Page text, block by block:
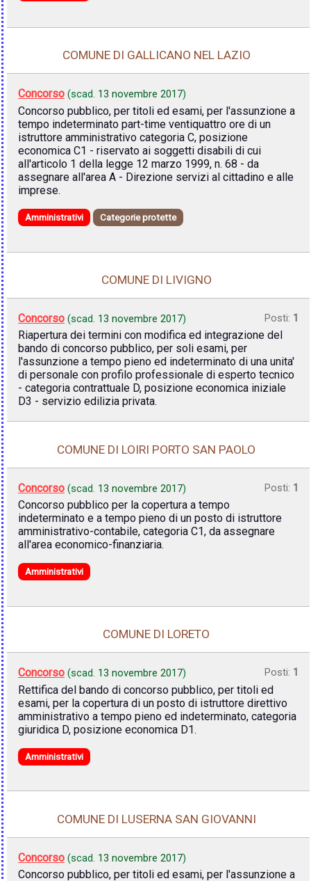
COMUNE DI GALLICANO NEL LAZIO
Concorso (scad. 13 novembre 2017)
Concorso pubblico, per titoli ed esami, per l'assunzione a
tempo indeterminato part-time ventiquattro ore di un
istruttore amministrativo categoria C, posizione
economica C1 - riservato ai soggetti disabili di cui
all'articolo 1 della legge 12 marzo 1999, n. 68 - da
assegnare all'area A - Direzione servizi al cittadino e alle
imprese.
Amministrativi Categorie protette
COMUNE DI LIVIGNO
Concorso (scad. 13 novembre 2017) Posti: 1
Riapertura dei termini con modifica ed integrazione del
bando di concorso pubblico, per soli esami, per
l'assunzione a tempo pieno ed indeterminato di una unita'
di personale con profilo professionale di esperto tecnico
- categoria contrattuale D, posizione economica iniziale
D3 - servizio edilizia privata.
COMUNE DI LOIRI PORTO SAN PAOLO
Concorso (scad. 13 novembre 2017) Posti: 1
Concorso pubblico per la copertura a tempo
indeterminato e a tempo pieno di un posto di istruttore
amministrativo-contabile, categoria C1, da assegnare
all'area economico-finanziaria.
Amministrativi
COMUNE DI LORETO
Concorso (scad. 13 novembre 2017) Posti: 1
Rettifica del bando di concorso pubblico, per titoli ed
esami, per la copertura di un posto di istruttore direttivo
amministrativo a tempo pieno ed indeterminato, categoria
giuridica D, posizione economica D1.
Amministrativi
COMUNE DI LUSERNA SAN GIOVANNI
Concorso (scad. 13 novembre 2017)
Concorso pubblico, per titoli ed esami, per l'assunzione a